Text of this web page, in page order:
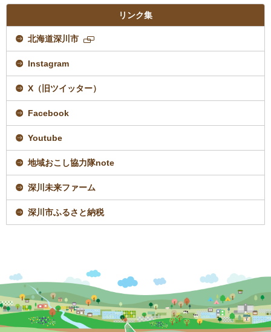
リンク集
北海道深川市
ー
ジ
ま
Instagram
X（旧ツイッター）
Facebook
Youtube
地域おこし協力隊note
深川未来ファーム
深川市ふるさと納税